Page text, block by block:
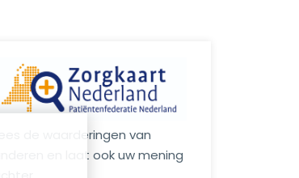
Lees de waarderingen van
anderen en laat ook uw mening